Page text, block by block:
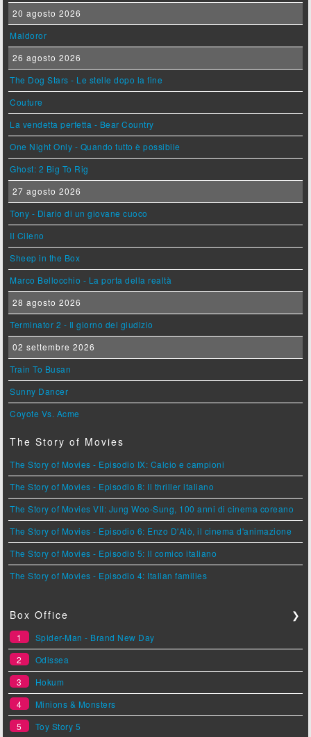
20 agosto 2026
Maldoror
26 agosto 2026
The Dog Stars - Le stelle dopo la fine
Couture
La vendetta perfetta - Bear Country
One Night Only - Quando tutto è possibile
Ghost: 2 Big To Rig
27 agosto 2026
Tony - Diario di un giovane cuoco
Il Cileno
Sheep in the Box
Marco Bellocchio - La porta della realtà
28 agosto 2026
Terminator 2 - Il giorno del giudizio
02 settembre 2026
Train To Busan
Sunny Dancer
Coyote Vs. Acme
The Story of Movies
The Story of Movies - Episodio IX: Calcio e campioni
The Story of Movies - Episodio 8: Il thriller italiano
The Story of Movies VII: Jung Woo-Sung, 100 anni di cinema coreano
The Story of Movies - Episodio 6: Enzo D'Alò, il cinema d'animazione
The Story of Movies - Episodio 5: Il comico italiano
The Story of Movies - Episodio 4: Italian families
Box Office ❯
1
Spider-Man - Brand New Day
2
Odissea
3
Hokum
4
Minions & Monsters
5
Toy Story 5